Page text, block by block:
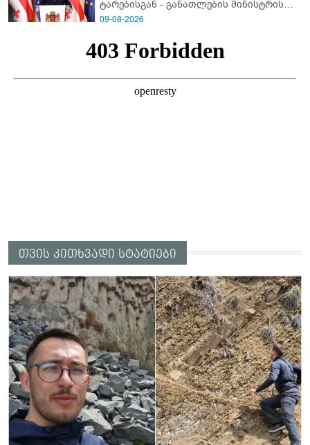
ტარებისგან - განათლების მინისტრის
განმარტება
09-08-2026
თვის კითხვადი სტატიები